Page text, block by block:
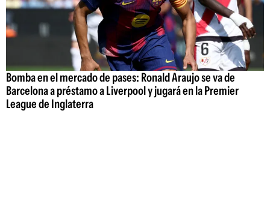
Bomba en el mercado de pases: Ronald Araujo se va de
Barcelona a préstamo a Liverpool y jugará en la Premier
League de Inglaterra